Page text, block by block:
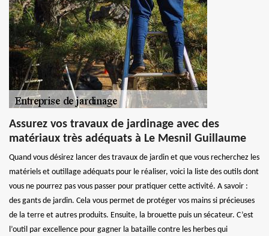
Assurez vos travaux de jardinage avec des
matériaux très adéquats à Le Mesnil Guillaume
Quand vous désirez lancer des travaux de jardin et que vous recherchez les
matériels et outillage adéquats pour le réaliser, voici la liste des outils dont
vous ne pourrez pas vous passer pour pratiquer cette activité. A savoir :
des gants de jardin. Cela vous permet de protéger vos mains si précieuses
de la terre et autres produits. Ensuite, la brouette puis un sécateur. C’est
l’outil par excellence pour gagner la bataille contre les herbes qui